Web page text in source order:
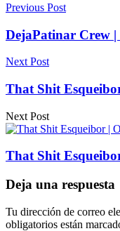
Previous Post
DejaPatinar Crew |
Next Post
That Shit
Next Post
That Shit
Deja una respuesta
Tu dirección de correo
obligatorios están